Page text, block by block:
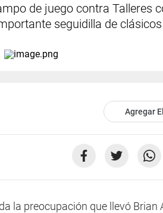
de juego contra Talleres
seguidilla de clásicos
Agregar
la preocupación que llevó Brian